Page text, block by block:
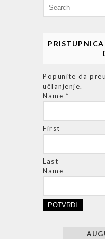
for:
Popunite da
učlanjenje.
Name *
First
Last
Name
POTVRDI